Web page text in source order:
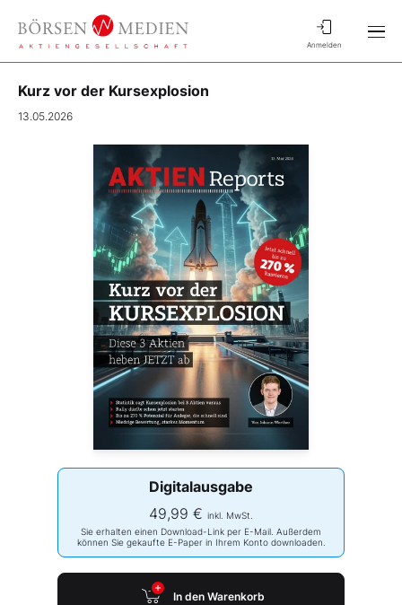
Anmelden
Kurz vor der Kursexplosion
13.05.2026
Digitalausgabe
49,99 € inkl. MwSt.
Sie erhalten einen Download-Link per E-Mail. Außerdem
können Sie gekaufte E-Paper in Ihrem Konto downloaden.
In den Warenkorb